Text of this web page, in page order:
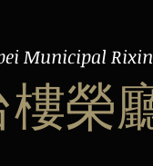
Municipal
樓榮